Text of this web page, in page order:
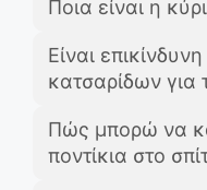
Ποια είναι η
Είναι
κατσαρίδων για
Πώς μπορώ να
ποντίκια στο